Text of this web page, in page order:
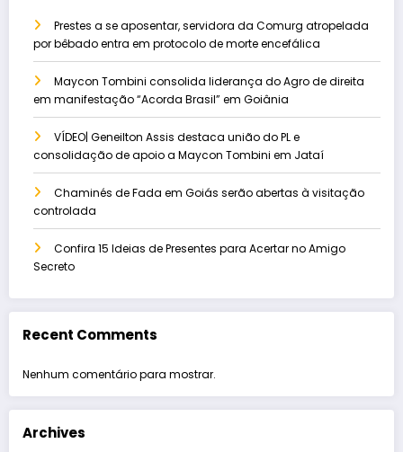
Prestes a se aposentar, servidora da Comurg atropelada
por bêbado entra em protocolo de morte encefálica
Maycon Tombini consolida liderança do Agro de direita
em manifestação “Acorda Brasil” em Goiânia
VÍDEO| Geneilton Assis destaca união do PL e
consolidação de apoio a Maycon Tombini em Jataí
Chaminés de Fada em Goiás serão abertas à visitação
controlada
Confira 15 Ideias de Presentes para Acertar no Amigo
Secreto
Recent Comments
Nenhum comentário para mostrar.
Archives